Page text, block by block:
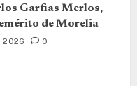
Garfias Merlos,
de Morelia
2026 0